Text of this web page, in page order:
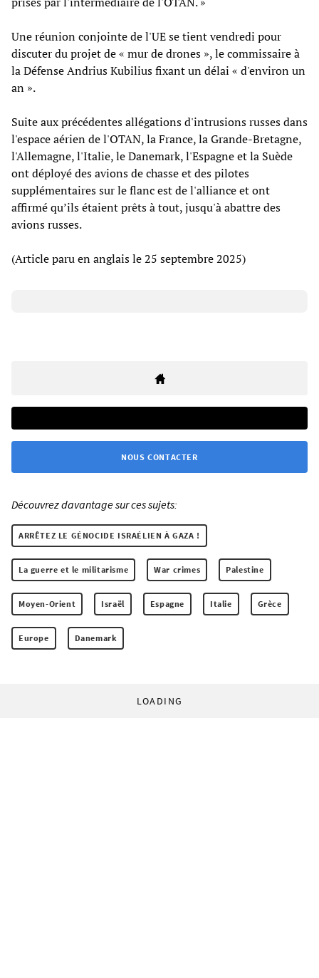
Une réunion conjointe de l'UE se tient vendredi pour
discuter du projet de « mur de drones », le commissaire à
la Défense Andrius Kubilius fixant un délai « d'environ un
an ».
Suite aux précédentes allégations d'intrusions russes dans
l'espace aérien de l'OTAN, la France, la Grande-Bretagne,
l'Allemagne, l'Italie, le Danemark, l'Espagne et la Suède
ont déployé des avions de chasse et des pilotes
supplémentaires sur le flanc est de l'alliance et ont
affirmé qu’ils étaient prêts à tout, jusqu'à abattre des
avions russes.
(Article paru en anglais le 25 septembre 2025)
NOUS CONTACTER
Découvrez davantage sur ces sujets:
ARRÊTEZ LE GÉNOCIDE ISRAÉLIEN À GAZA !
La guerre et le militarisme War crimes Palestine
Moyen-Orient Israël Espagne Italie Grèce
Europe Danemark
LOADING